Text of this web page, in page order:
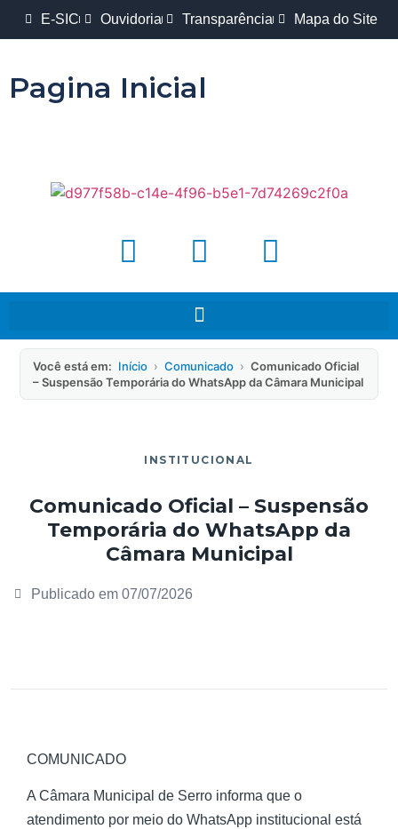
E-SIC Ouvidoria Transparência Mapa do Site
Pagina Inicial
Você está em: Início › Comunicado › Comunicado Oficial
– Suspensão Temporária do WhatsApp da Câmara Municipal
INSTITUCIONAL
Comunicado Oficial – Suspensão
Temporária do WhatsApp da
Câmara Municipal
Publicado em 07/07/2026
COMUNICADO
A Câmara Municipal de Serro informa que o
atendimento por meio do WhatsApp institucional está